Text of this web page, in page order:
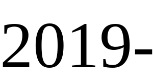
2019-